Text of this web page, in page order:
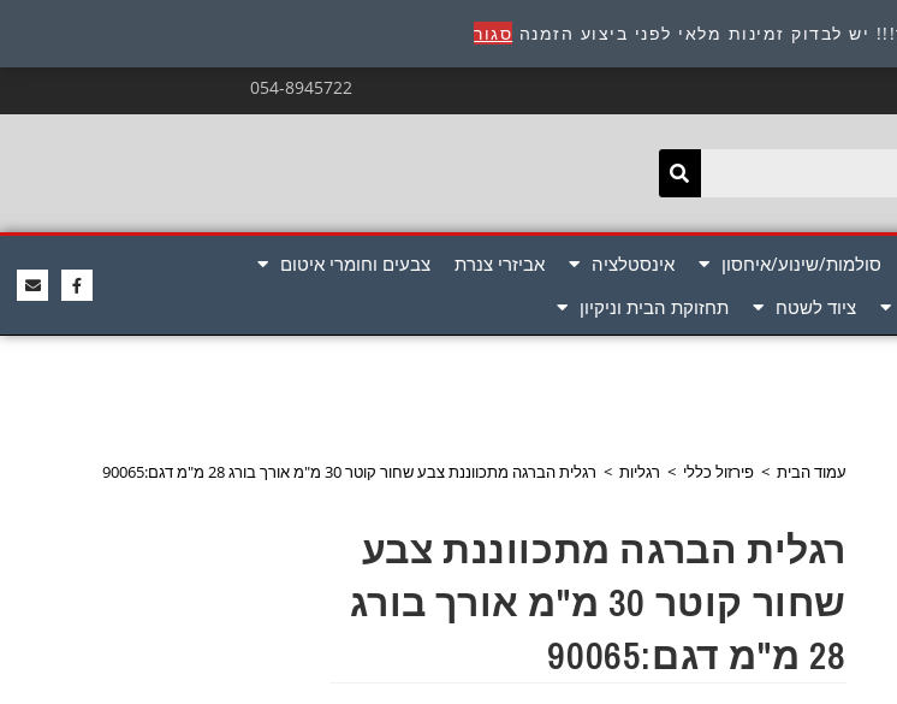
יש לבדוק זמינות מלאי לפני ביצוע הזמנה סגור
054-8945722
סולמות/שינוע/איחסון אינסטלציה אביזרי צנרת
צבעים וחומרי איטום
ציוד לשטח תחזוקת הבית וניקיון
עמוד הבית > פירזול כללי > רגליות > רגלית הברגה מתכווננת צבע שחור קוטר 30 מ"מ אורך בורג 28 מ"מ דגם:90065
רגלית הברגה מתכווננת צבע
שחור קוטר 30 מ"מ אורך בורג
28 מ"מ דגם:90065